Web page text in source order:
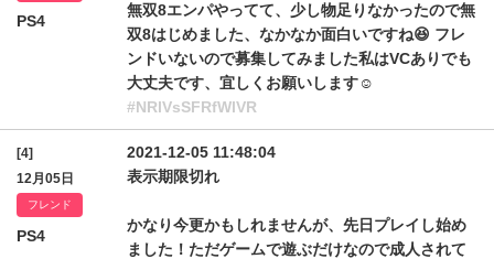
PS4
無双8エンパやってて、少し物足りなかったので無
双8はじめました、なかなか面白いですね😆 フレ
ンドいないので募集してみました私はVCありでも
大丈夫です、宜しくお願いします☺️
#NRlVsSFRfWlVR
[4]
12月05日
フレンド
PS4
2021-12-05 11:48:04
表示期限切れ
かなり今更かもしれませんが、先日プレイし始め
ました！ただゲームで遊ぶだけなので成人されて